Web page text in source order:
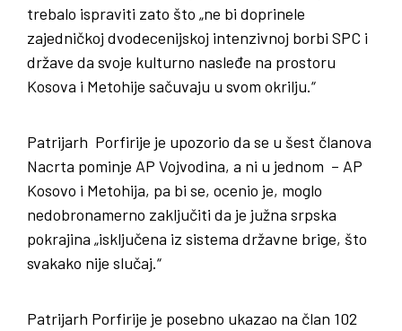
trebalo ispraviti zato što „ne bi doprinele
zajedničkoj dvodecenijskoj intenzivnoj borbi SPC i
države da svoje kulturno nasleđe na prostoru
Kosova i Metohije sačuvaju u svom okrilju.“
Patrijarh Porfirije je upozorio da se u šest članova
Nacrta pominje AP Vojvodina, a ni u jednom – AP
Kosovo i Metohija, pa bi se, ocenio je, moglo
nedobronamerno zaključiti da je južna srpska
pokrajina „isključena iz sistema državne brige, što
svakako nije slučaj.“
Patrijarh Porfirije je posebno ukazao na član 102